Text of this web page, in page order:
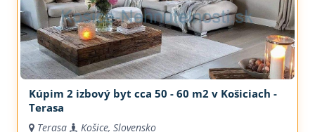
Kúpim 2 izbový byt cca 50 - 60 m2 v Košiciach -
Terasa
Terasa
Košice, Slovensko